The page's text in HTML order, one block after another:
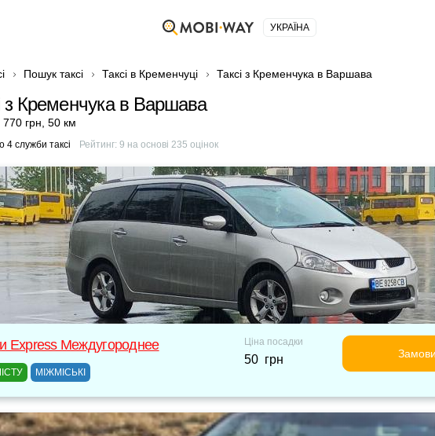
УКРАЇНА
Пошук таксі Таксі в Кременчуці Таксі з Кременчука в Варшава
з Кременчука в Варшава
770 грн 50 км
4 служби таксі Рейтинг: 9 на основі 235 оцінок
Express Междугороднее
МІЖМІСЬКІ
Ціна посадки
50 грн